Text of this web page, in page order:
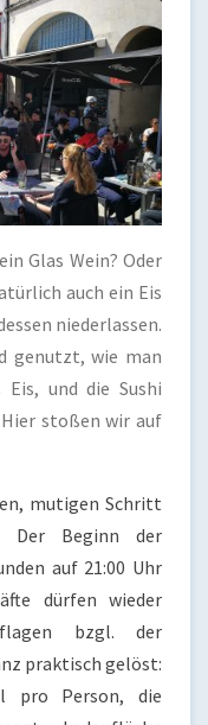
Glas Wein? Oder
auch ein Eis
niederlassen.
genutzt, wie man
und die Sushi
stoßen wir auf
mutigen Schritt
Der Beginn der
auf 21:00 Uhr
dürfen wieder
bzgl. der
praktisch gelöst:
pro Person, die